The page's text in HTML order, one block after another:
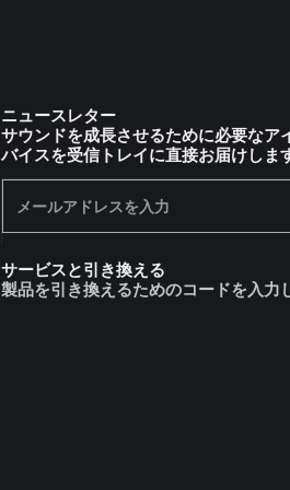
ニュースレター
サウンドを成長させるために必要なア
バイスを受信トレイに直接お届けしま
サービスと引き換える
製品を引き換えるためのコードを入力